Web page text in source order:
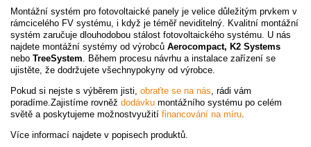
Střídače
Bateriová úložiště
Nabíjecí stanice
Montážní systémy
Příslušenství
Montážní systém pro fotovoltaické panely je velice důležitým prvkem v
rámcicelého FV systému, i když je téměř neviditelný. Kvalitní montážní
systém zaručuje dlouhodobou stálost fotovoltaického systému. U nás
najdete montážní systémy od výrobců Aerocompact, K2 Systems
nebo TreeSystem. Během procesu návrhu a instalace zařízení se
ujistěte, že dodržujete všechnypokyny od výrobce.
Pokud si nejste s výběrem jisti, obraťte se na nás, rádi vám
poradíme.Zajistíme rovněž dodávku montážního systému po celém
světě a poskytujeme možnostvyužití financování na míru.
Více informací najdete v popisech produktů.